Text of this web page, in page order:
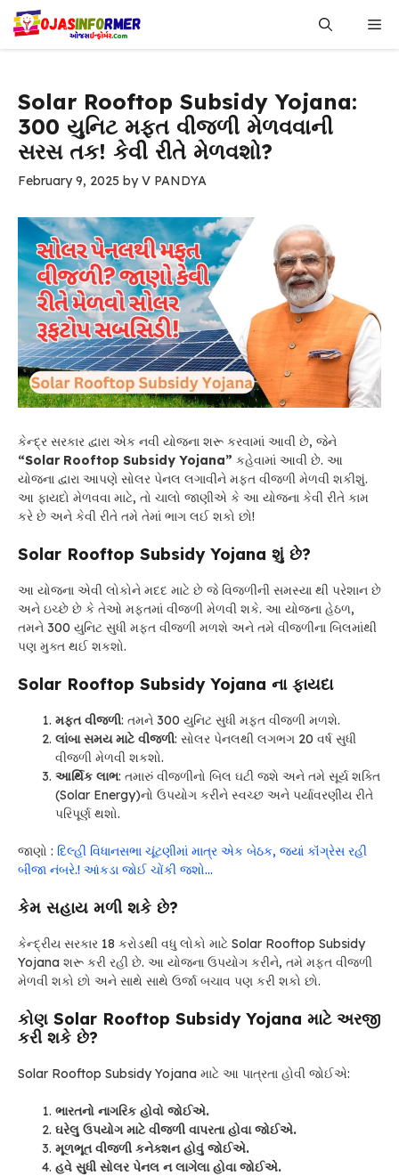
Skip
content
Solar Rooftop Subsidy Yojana:
300 યુનિટ મફત વીજળી મેળવવાની
સરસ તક! કેવી રીતે મેળવશો?
February 9, 2025 byV PANDYA
કેન્દ્ર સરકાર દ્વારા એક નવી યોજના શરૂ કરવામાં આવી છે, જેને
“Solar Rooftop Subsidy Yojana” કહેવામાં આવી છે. આ
યોજના દ્વારા આપણે સોલર પેનલ લગાવીને મફત વીજળી મેળવી શકીશું.
આ ફાયદો મેળવવા માટે, તો ચાલો જાણીએ કે આ યોજના કેવી રીતે કામ
કરે છે અને કેવી રીતે તમે તેમાં ભાગ લઈ શકો છો!
Solar Rooftop Subsidy Yojana શું છે?
આ યોજના એવી લોકોને મદદ માટે છે જે વિજળીની સમસ્યા થી પરેશાન છે
અને ઇચ્છે છે કે તેઓ મફતમાં વીજળી મેળવી શકે. આ યોજના હેઠળ,
તમને 300 યુનિટ સુધી મફત વીજળી મળશે અને તમે વીજળીના બિલમાંથી
પણ મુક્ત થઈ શકશો.
Solar Rooftop Subsidy Yojana ના ફાયદા
મફત વીજળી: તમને 300 યુનિટ સુધી મફત વીજળી મળશે.
લાંબા સમય માટે વીજળી: સોલર પેનલથી લગભગ 20 વર્ષ સુધી
વીજળી મેળવી શકશો.
આર્થિક લાભ: તમારું વીજળીનો બિલ ઘટી જશે અને તમે સૂર્ય શક્તિ
(Solar Energy)નો ઉપયોગ કરીને સ્વચ્છ અને પર્યાવરણીય રીતે
પરિપૂર્ણ થશો.
જાણો : દિલ્હી વિધાનસભા ચૂંટણીમાં માત્ર એક બેઠક, જ્યાં કૉંગ્રેસ રહી
બીજા નંબરે.! આંકડા જોઈ ચોંકી જશો…
કેમ સહાય મળી શકે છે?
કેન્દ્રીય સરકાર 18 કરોડથી વધુ લોકો માટે Solar Rooftop Subsidy
Yojana શરૂ કરી રહી છે. આ યોજના ઉપયોગ કરીને, તમે મફત વીજળી
મેળવી શકો છો અને સાથે સાથે ઉર્જા બચાવ પણ કરી શકો છો.
કોણ Solar Rooftop Subsidy Yojana માટે અરજી
કરી શકે છે?
Solar Rooftop Subsidy Yojana માટે આ પાત્રતા હોવી જોઈએ:
ભારતનો નાગરિક હોવો જોઈએ.
ઘરેલુ ઉપયોગ માટે વીજળી વાપરતા હોવા જોઈએ.
મૂળભૂત વીજળી કનેક્શન હોવું જોઈએ.
હવે સુધી સોલર પેનલ ન લાગેલા હોવા જોઈએ.